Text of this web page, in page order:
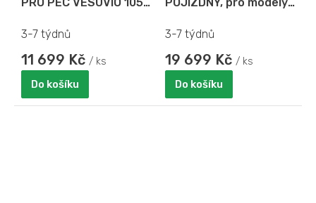
PRO PEC VESUVIO 105
3-7 týdnů
11 699 Kč / ks
Do košíku
POJÍZDNÝ, pro modely
S3
3-7 týdnů
19 699 Kč / ks
Do košíku